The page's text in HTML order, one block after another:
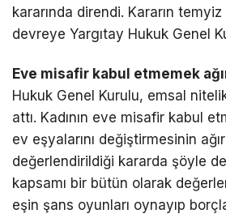
kararında direndi. Kararın
devreye Yargıtay Hukuk Genel
Eve misafir kabul etmemek
Hukuk Genel Kurulu, emsal
attı. Kadının eve misafir kabul
ev eşyalarını değiştirmesinin
değerlendirildiği kararda şöyle
kapsamı bir bütün olarak
eşin şans oyunları oynayıp